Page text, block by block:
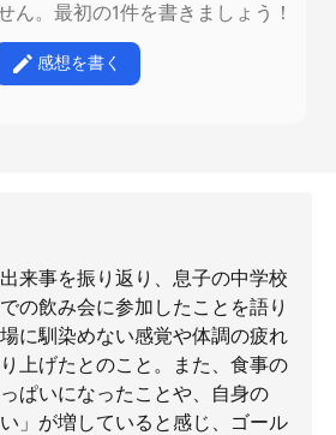
ん。最初の1件を書きましょう！
感想を書く
来事を振り返り、息子の中学校
の飲み会に参加したことを語り
に馴染めない感覚や体調の疲れ
上げたとのこと。また、食事の
ぱいになったことや、自身の
」が増していると感じ、ゴール